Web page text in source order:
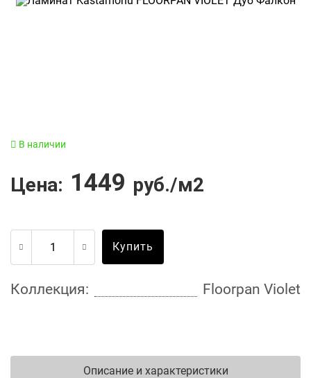
В наличии
Цена: 1449 руб./м2
Купить
Коллекция: Floorpan Violet
Описание и характеристики